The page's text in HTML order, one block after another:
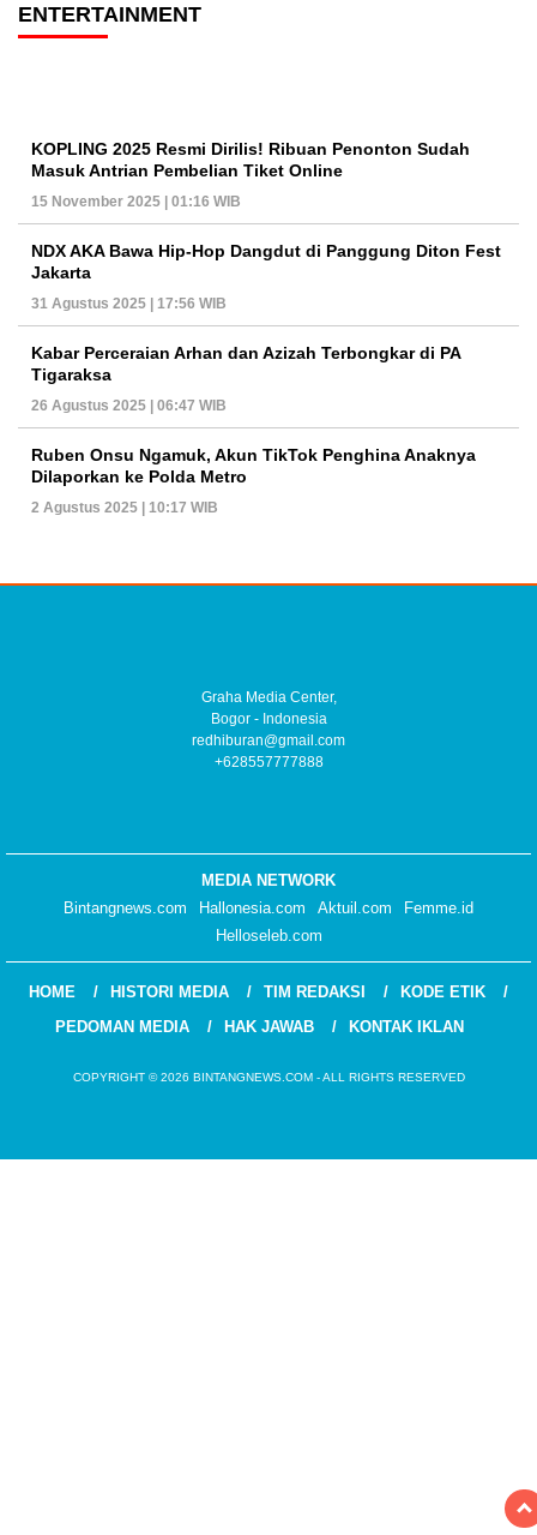
ENTERTAINMENT
KOPLING 2025 Resmi Dirilis! Ribuan Penonton Sudah
Masuk Antrian Pembelian Tiket Online
15 November 2025 | 01:16 WIB
NDX AKA Bawa Hip-Hop Dangdut di Panggung Diton Fest
Jakarta
31 Agustus 2025 | 17:56 WIB
Kabar Perceraian Arhan dan Azizah Terbongkar di PA
Tigaraksa
26 Agustus 2025 | 06:47 WIB
Ruben Onsu Ngamuk, Akun TikTok Penghina Anaknya
Dilaporkan ke Polda Metro
2 Agustus 2025 | 10:17 WIB
Graha Media Center,
Bogor - Indonesia
redhiburan@gmail.com
+628557777888
MEDIA NETWORK
Bintangnews.com
Hallonesia.com Aktuil.com
Femme.id
Helloseleb.com
HOME HISTORI MEDIA TIM REDAKSI
KODE ETIK
PEDOMAN MEDIA
HAK JAWAB KONTAK IKLAN
COPYRIGHT © 2026 BINTANGNEWS.COM - ALL RIGHTS RESERVED